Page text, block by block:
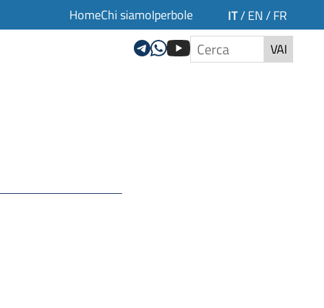
HomeChi siamoIperbole IT/ EN / FR
VAI